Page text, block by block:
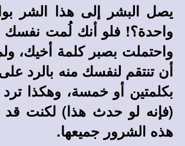
يصل البشر إلى هذا الشر
واحدة؟! فلو أنك لُمت نفسك
واحتملت بصبر كلمة أخيك،
أن تنتقم لنفسك منه بالرد
بكلمتين أو خمسة، وهكذا ترد
(فإنه لو حدث هذا) لكنت
هذه الشرور جميعها.